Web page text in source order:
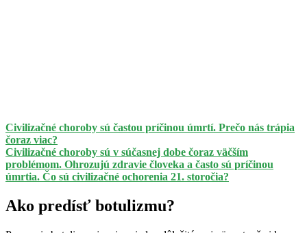
Civilizačné choroby sú častou príčinou úmrtí. Prečo nás trápia
čoraz viac?
Civilizačné choroby sú v súčasnej dobe čoraz väčším
problémom. Ohrozujú zdravie človeka a často sú príčinou
úmrtia. Čo sú civilizačné ochorenia 21. storočia?
Ako predísť botulizmu?